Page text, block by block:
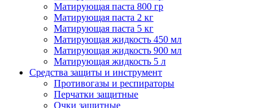
Матирующая паста 800 гр
Матирующая паста 2 кг
Матирующая паста 5 кг
Матирующая жидкость 450 мл
Матирующая жидкость 900 мл
Матирующая жидкость 5 л
Средства защиты и инструмент
Противогазы и респираторы
Перчатки защитные
Очки защитные